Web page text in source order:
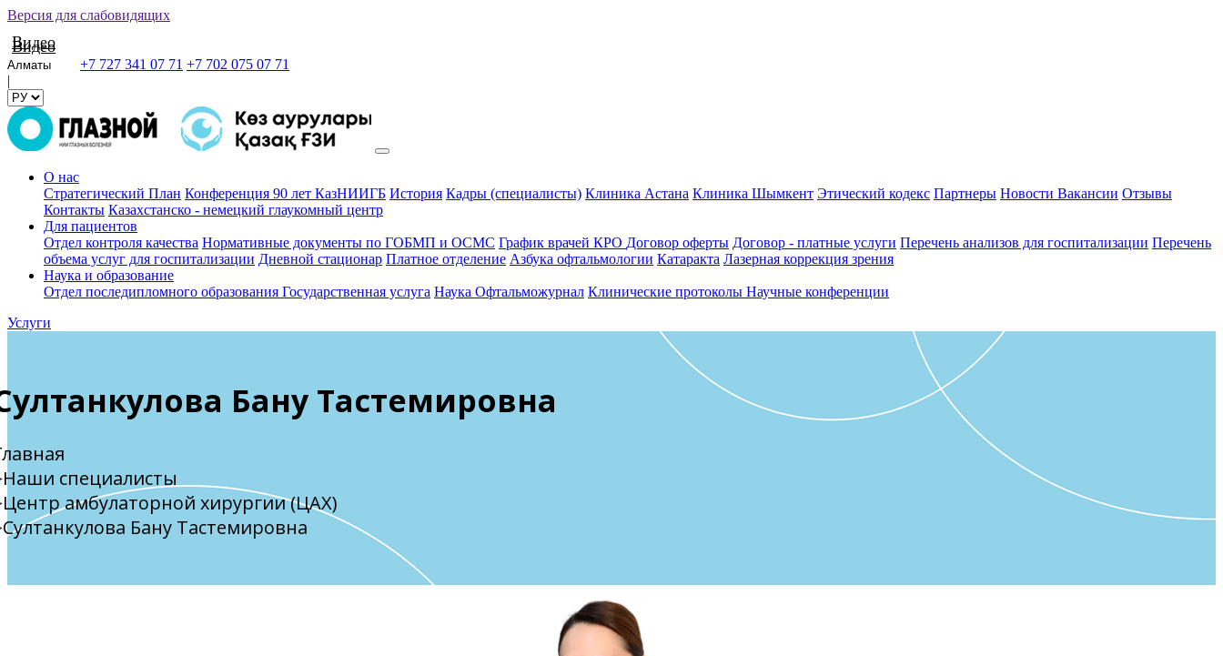
Версия для слабовидящих
Видео
Видео
+7 727 341 07 71 +7 702 075 07 71
|
О нас
Стратегический План Конференция 90 лет КазНИИГБ История Кадры (специалисты) Клиника Астана Клиника Шымкент Этический кодекс Партнеры Новости Вакансии Отзывы
Контакты Казахстанско - немецкий глаукомный центр
Для пациентов
Отдел контроля качества Нормативные документы по ГОБМП и ОСМС График врачей КРО Договор оферты Договор - платные услуги Перечень анализов для госпитализации Перечень
объема услуг для госпитализации Дневной стационар Платное отделение Азбука офтальмологии Катаракта Лазерная коррекция зрения
Наука и образование
Отдел последипломного образования Государственная услуга Наука Офтальможурнал Клинические протоколы Научные конференции
Услуги
Бану Тастемировна
Наши специалисты
Центр амбулаторной хирургии (ЦАХ)
Султанкулова Бану Тастемировна